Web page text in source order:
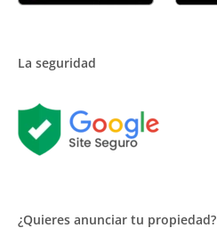
La seguridad
¿Quieres anunciar tu propiedad?